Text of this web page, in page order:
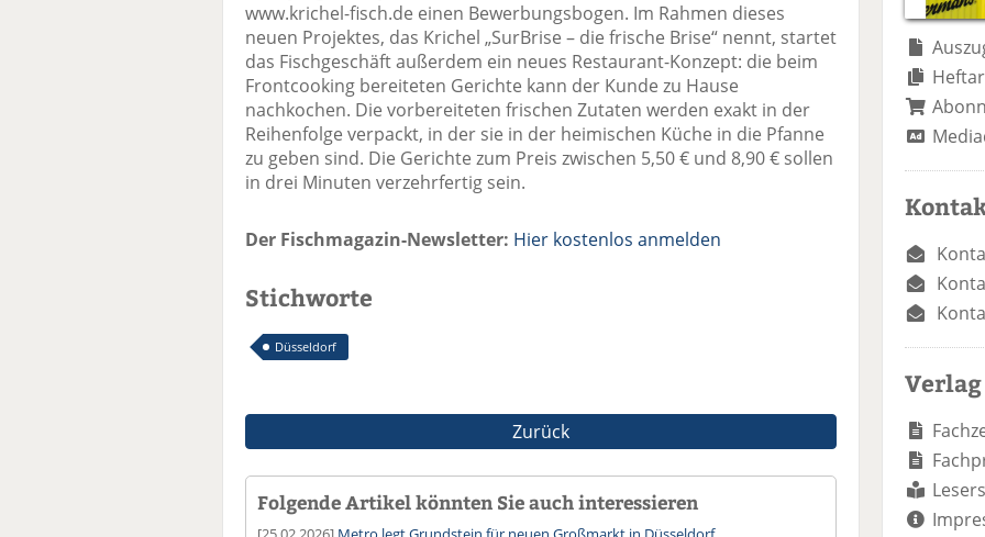
e
n
n
n
www.krichel-fisch.de einen Bewerbungsbogen. Im Rahmen dieses
neuen Projektes, das Krichel „SurBrise – die frische Brise“ nennt, startet
das Fischgeschäft außerdem ein neues Restaurant-Konzept: die beim
Frontcooking bereiteten Gerichte kann der Kunde zu Hause
nachkochen. Die vorbereiteten frischen Zutaten werden exakt in der
Reihenfolge verpackt, in der sie in der heimischen Küche in die Pfanne
zu geben sind. Die Gerichte zum Preis zwischen 5,50 € und 8,90 € sollen
in drei Minuten verzehrfertig sein.
Der Fischmagazin-Newsletter: Hier kostenlos anmelden
Stichworte
Düsseldorf
Zurück
Folgende Artikel könnten Sie auch interessieren
Verlag